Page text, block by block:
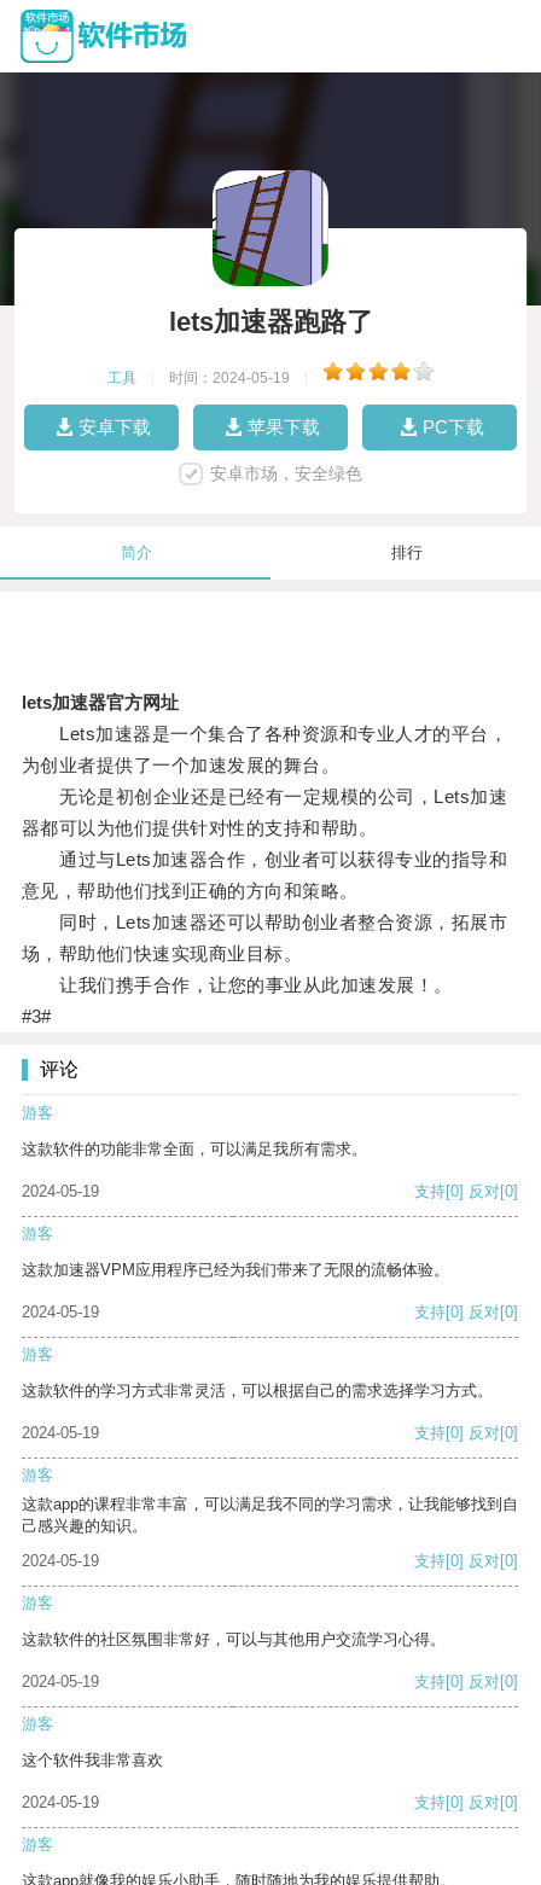
lets加速器跑路了
工具 时间：2024-05-19
安卓下载 苹果下载 PC下载
安卓市场，安全绿色
简介 排行
lets加速器官方网址
Lets加速器是一个集合了各种资源和专业人才的平台，
为创业者提供了一个加速发展的舞台。
无论是初创企业还是已经有一定规模的公司，Lets加速
器都可以为他们提供针对性的支持和帮助。
通过与Lets加速器合作，创业者可以获得专业的指导和
意见，帮助他们找到正确的方向和策略。
同时，Lets加速器还可以帮助创业者整合资源，拓展市
场，帮助他们快速实现商业目标。
让我们携手合作，让您的事业从此加速发展！。
#3#
评论
游客
这款软件的功能非常全面，可以满足我所有需求。
2024-05-19 支持[0] 反对[0]
游客
这款加速器VPM应用程序已经为我们带来了无限的流畅体验。
2024-05-19 支持[0] 反对[0]
游客
这款软件的学习方式非常灵活，可以根据自己的需求选择学习方式。
2024-05-19 支持[0] 反对[0]
游客
这款app的课程非常丰富，可以满足我不同的学习需求，让我能够找到自
己感兴趣的知识。
2024-05-19
支持[0] 反对[0]
游客
这款软件的社区氛围非常好，可以与其他用户交流学习心得。
2024-05-19 支持[0] 反对[0]
游客
这个软件我非常喜欢
2024-05-19 支持[0] 反对[0]
游客
这款app就像我的娱乐小助手，随时随地为我的娱乐提供帮助。